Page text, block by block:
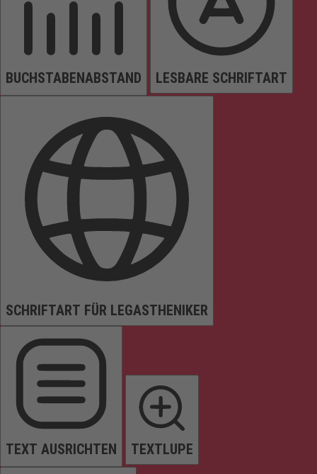
BUCHSTABENABSTAND LESBARE SCHRIFTART
SCHRIFTART FÜR LEGASTHENIKER
TEXT AUSRICHTEN TEXTLUPE